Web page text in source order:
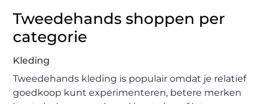
Tweedehands shoppen per
categorie
Kleding
Tweedehands kleding is populair omdat je relatief
goedkoop kunt experimenteren, betere merken